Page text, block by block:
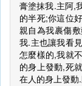
膏塗抹我.主阿,
的半死;你這位
親自為我裹傷
我.主也讓我看
怎麼樣的,我就
的身上發動,死
在人的身上發